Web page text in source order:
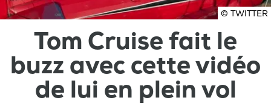
© TWITTER
Tom Cruise fait le
buzz avec cette vidéo
de lui en plein vol